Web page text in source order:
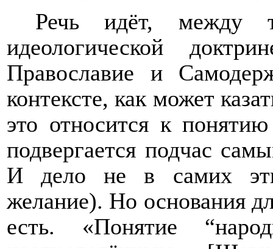
Речь идёт, между
идеологической
Православие и
контексте, как может
это относится к
подвергается подчас
И дело не в самих
желание). Но основания
есть. «Понятие